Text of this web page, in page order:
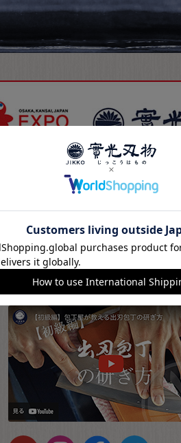
公式SNS
實光公式SNSでは、最新情報や
すめ商品、包丁の知識をご紹